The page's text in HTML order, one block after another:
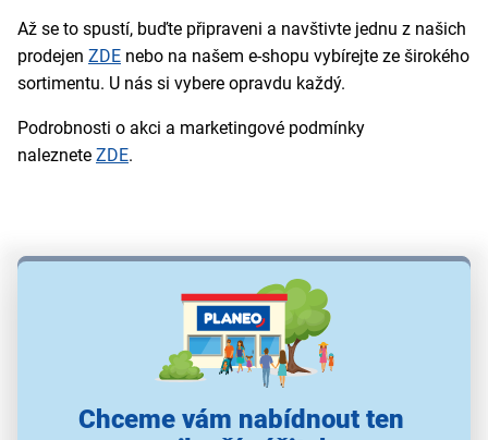
Chceme vám nabídnout ten
Až se to spustí, buďte připraveni a navštivte jednu z našich
prodejen ZDE nebo na našem e-shopu vybírejte ze širokého
sortimentu. U nás si vybere opravdu každý.
Podrobnosti o akci a marketingové podmínky
naleznete ZDE.
Zobrazit filtry
0 produktů